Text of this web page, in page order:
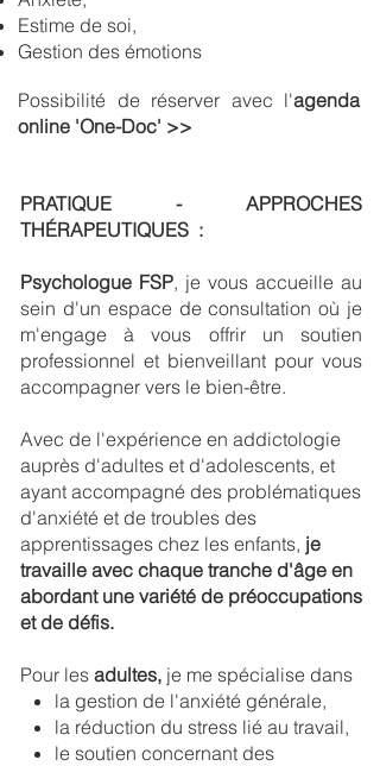
Estime de soi,
Gestion des émotions
Possibilité de réserver avec l'agenda
online 'One-Doc' >>
PRATIQUE - APPROCHES
THÉRAPEUTIQUES :
Psychologue FSP, je vous accueille au
sein d'un espace de consultation où je
m'engage à vous offrir un soutien
professionnel et bienveillant pour vous
accompagner vers le bien-être.
Avec de l'expérience en addictologie
auprès d'adultes et d'adolescents, et
ayant accompagné des problématiques
d'anxiété et de troubles des
apprentissages chez les enfants, je
travaille avec chaque tranche d'âge en
abordant une variété de préoccupations
et de défis.
Pour les adultes, je me spécialise dans
la gestion de l'anxiété générale,
la réduction du stress lié au travail,
le soutien concernant des